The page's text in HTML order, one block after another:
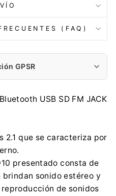
(FAQ)
GPSR
Sp. z o.o.
72 22
Sp. z o.o.
Tarnowskie Góry
USB SD FM JACK
2.1 que se caracteriza por
presentado consta de
sonido estéreo y
de sonidos